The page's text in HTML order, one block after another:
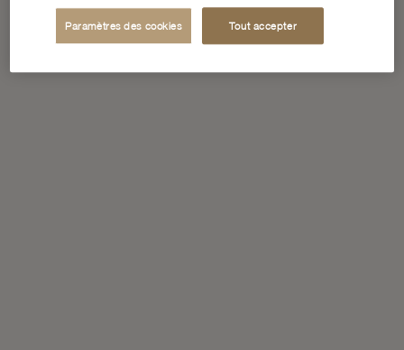
Paramètres des cookies Tout accepter